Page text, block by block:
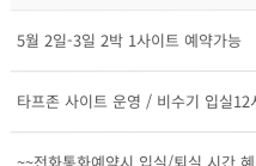
5월 2일-3일 2박 1사이트 예약가능
타프존 사이트 운영 / 비수기 입실